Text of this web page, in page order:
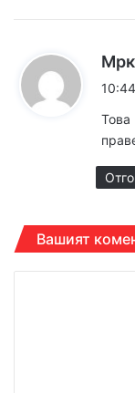
Това
Вашият